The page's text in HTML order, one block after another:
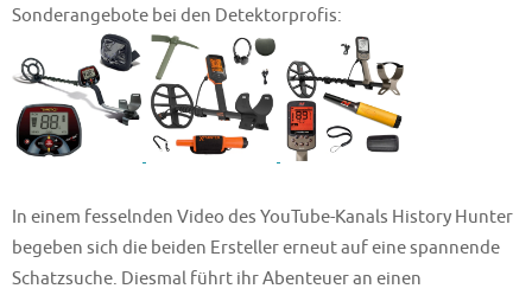
Sonderangebote bei den Detektorprofis:
In einem fesselnden Video des YouTube-Kanals History Hunter
begeben sich die beiden Ersteller erneut auf eine spannende
Schatzsuche. Diesmal führt ihr Abenteuer an einen